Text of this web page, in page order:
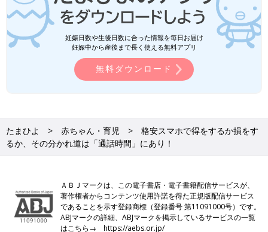
妊娠日数や生後日数に合った情報を毎日お届け
妊娠中から産後まで長く使える無料アプリ
無料ダウンロード
たまひよ 赤ちゃん・育児
格安スマホで得をするか損をす
るか、その分かれ道は「通話時間」にあり！
ＡＢＪマークは、この電子書店・電子書籍配信サービスが、
著作権者からコンテンツ使用許諾を得た正規版配信サービス
であることを示す登録商標（登録番号 第11091000号）です。
ABJマークの詳細、ABJマークを掲示しているサービスの一覧
はこちら→https://aebs.or.jp/